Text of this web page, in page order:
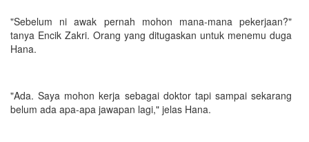
"Sebelum ni awak pernah mohon mana-mana pekerjaan?"
tanya Encik Zakri. Orang yang ditugaskan untuk menemu duga
Hana.
"Ada. Saya mohon kerja sebagai doktor tapi sampai sekarang
belum ada apa-apa jawapan lagi," jelas Hana.